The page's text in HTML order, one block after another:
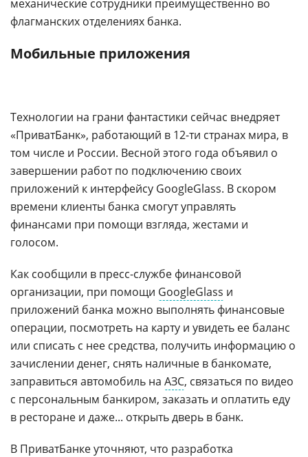
механические сотрудники преимущественно во
флагманских отделениях банка.
Мобильные приложения
Технологии на грани фантастики сейчас внедряет
«ПриватБанк», работающий в 12-ти странах мира, в
том числе и России. Весной этого года объявил о
завершении работ по подключению своих
приложений к интерфейсу GoogleGlass. В скором
времени клиенты банка смогут управлять
финансами при помощи взгляда, жестами и
голосом.
Как сообщили в пресс-службе финансовой
организации, при помощи GoogleGlass и
приложений банка можно выполнять финансовые
операции, посмотреть на карту и увидеть ее баланс
или списать с нее средства, получить информацию о
зачислении денег, снять наличные в банкомате,
заправиться автомобиль на АЗС, связаться по видео
с персональным банкиром, заказать и оплатить еду
в ресторане и даже... открыть дверь в банк.
В ПриватБанке уточняют, что разработка